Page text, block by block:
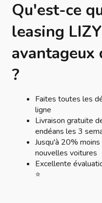
Qu'est-ce
leasing
avantageux
?
Faites toutes les
ligne
Livraison gratuite
endéans les 3
Jusqu'à 20%
nouvelles voitures
Excellente
⭐